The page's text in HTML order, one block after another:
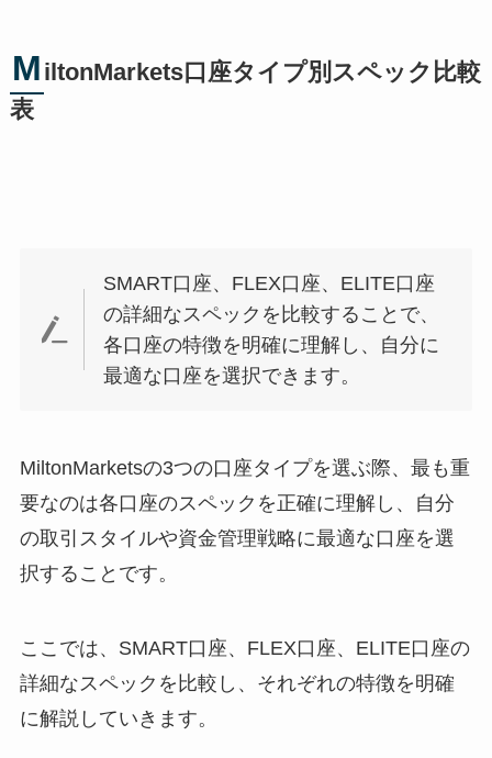
M iltonMarkets口座タイプ別スペック比較
表
SMART口座、FLEX口座、ELITE口座
の詳細なスペックを比較することで、
各口座の特徴を明確に理解し、自分に
最適な口座を選択できます。
MiltonMarketsの3つの口座タイプを選ぶ際、最も重
要なのは各口座のスペックを正確に理解し、自分
の取引スタイルや資金管理戦略に最適な口座を選
択することです。
ここでは、SMART口座、FLEX口座、ELITE口座の
詳細なスペックを比較し、それぞれの特徴を明確
に解説していきます。